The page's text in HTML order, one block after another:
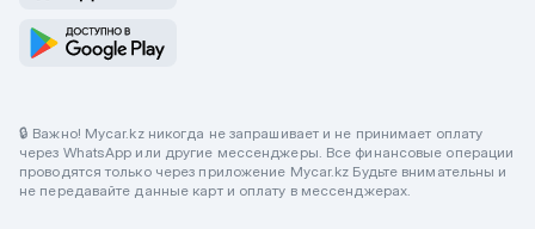
🔒 Важно! Mycar.kz никогда не запрашивает и не принимает оплату
через WhatsApp или другие мессенджеры. Все финансовые операции
проводятся только через приложение Mycar.kz Будьте внимательны и
не передавайте данные карт и оплату в мессенджерах.